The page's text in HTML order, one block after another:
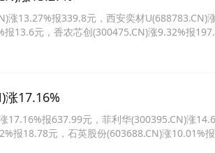
13.27%报339.8元，西安奕材U(688783.CN)
13.6元，香农芯创(300475.CN)涨9.32%报
涨17.16%
17.16%报637.99元，菲利华(300395.CN)涨
报18.78元，石英股份(603688.CN)涨10.01%